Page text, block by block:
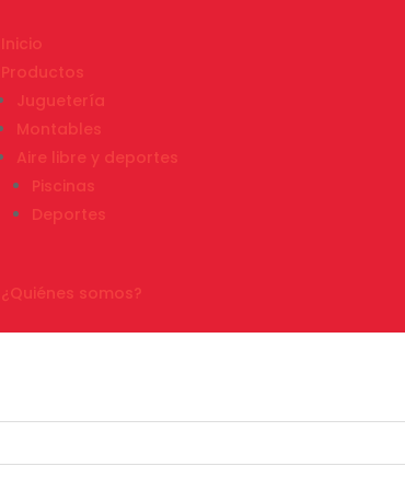
Inicio
Productos
Juguetería
Montables
Aire libre y deportes
Piscinas
Deportes
¿Quiénes somos?